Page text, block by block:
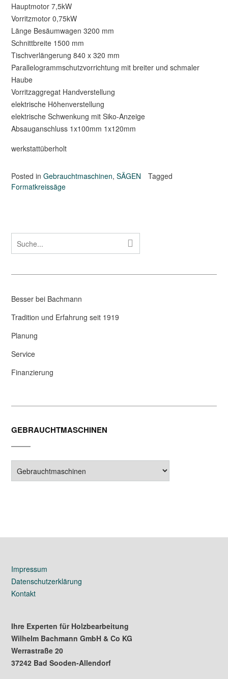
Hauptmotor 7,5kW
Vorritzmotor 0,75kW
Länge Besäumwagen 3200 mm
Schnittbreite 1500 mm
Tischverlängerung 840 x 320 mm
Parallelogrammschutzvorrichtung mit breiter und schmaler
Haube
Vorritzaggregat Handverstellung
elektrische Höhenverstellung
elektrische Schwenkung mit Siko-Anzeige
Absauganschluss 1x100mm 1x120mm
werkstattüberholt
Posted in Gebrauchtmaschinen, SÄGEN
Tagged
Formatkreissäge
Besser bei Bachmann
Tradition und Erfahrung seit 1919
Planung
Service
Finanzierung
GEBRAUCHTMASCHINEN
Impressum
Datenschutzerklärung
Kontakt
Ihre Experten für Holzbearbeitung
Wilhelm Bachmann GmbH & Co KG
Werrastraße 20
37242 Bad Sooden-Allendorf